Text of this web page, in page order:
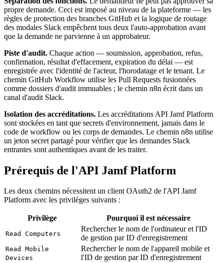
propre demande. Ceci est imposé au niveau de la plateforme — les
règles de protection des branches GitHub et la logique de routage
des modales Slack empêchent tous deux l'auto-approbation avant
que la demande ne parvienne à un approbateur.
Piste d'audit. Chaque action — soumission, approbation, refus,
confirmation, résultat d'effacement, expiration du délai — est
enregistrée avec l'identité de l'acteur, l'horodatage et le tenant. Le
chemin GitHub Workflow utilise les Pull Requests fusionnées
comme dossiers d'audit immuables ; le chemin n8n écrit dans un
canal d'audit Slack.
Isolation des accréditations. Les accréditations API Jamf Platform
sont stockées en tant que secrets d'environnement, jamais dans le
code de workflow ou les corps de demandes. Le chemin n8n utilise
un jeton secret partagé pour vérifier que les demandes Slack
entrantes sont authentiques avant de les traiter.
Prérequis de l'API Jamf Platform
Les deux chemins nécessitent un client OAuth2 de l'API Jamf
Platform avec les privilèges suivants :
Privilège Pourquoi il est nécessaire
Read Computers
Rechercher le nom de l'ordinateur et l'ID
de gestion par ID d'enregistrement
Read Mobile
Devices
Rechercher le nom de l'appareil mobile et
l'ID de gestion par ID d'enregistrement